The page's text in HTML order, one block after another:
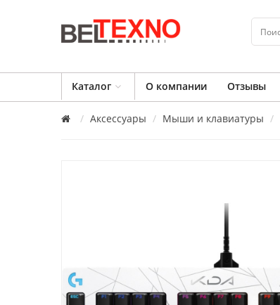
Каталог О компании Отзывы
Аксессуары Мыши и клавиатуры